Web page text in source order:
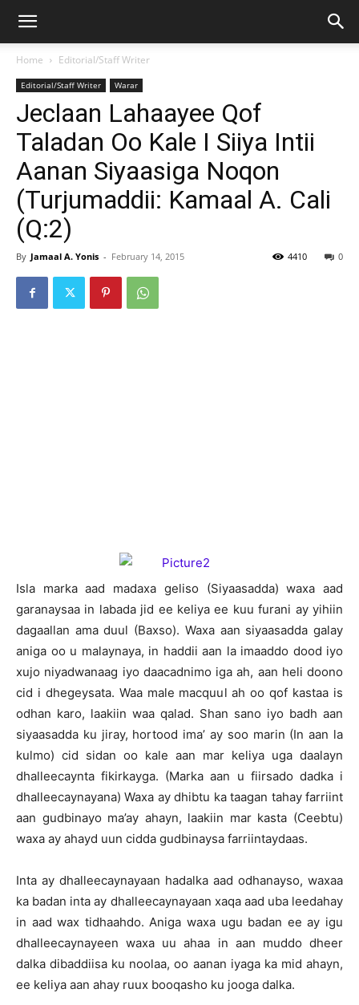
Home Editorial/Staff Writer
Editorial/Staff Writer Warar
Jeclaan Lahaayee Qof
Taladan Oo Kale I Siiya Intii
Aanan Siyaasiga Noqon
(Turjumaddii: Kamaal A. Cali
(Q:2)
By Jamaal A. Yonis - February 14, 2015 0
4410
Isla marka aad madaxa geliso (Siyaasadda) waxa aad
garanaysaa in labada jid ee keliya ee kuu furani ay yihiin
dagaallan ama duul (Baxso). Waxa aan siyaasadda galay
aniga oo u malaynaya, in haddii aan la imaaddo dood iyo
xujo niyadwanaag iyo daacadnimo iga ah, aan heli doono
cid i dhegeysata. Waa male macquul ah oo qof kastaa is
odhan karo, laakiin waa qalad. Shan sano iyo badh aan
siyaasadda ku jiray, hortood ima’ ay soo marin (In aan la
kulmo) cid sidan oo kale aan mar keliya uga daalayn
dhalleecaynta fikirkayga. (Marka aan u fiirsado dadka i
dhalleecaynayana) Waxa ay dhibtu ka taagan tahay farriint
aan gudbinayo ma’ay ahayn, laakiin mar kasta (Ceebtu)
waxa ay ahayd uun cidda gudbinaysa farriintaydaas.
Inta ay dhalleecaynayaan hadalka aad odhanayso, waxaa
ka badan inta ay dhalleecaynayaan xaqa aad uba leedahay
in aad wax tidhaahdo. Aniga waxa ugu badan ee ay igu
dhalleecaynayeen waxa uu ahaa in aan muddo dheer
dalka dibaddiisa ku noolaa, oo aanan iyaga ka mid ahayn,
ee keliya aan ahay ruux booqasho ku jooga dalka.